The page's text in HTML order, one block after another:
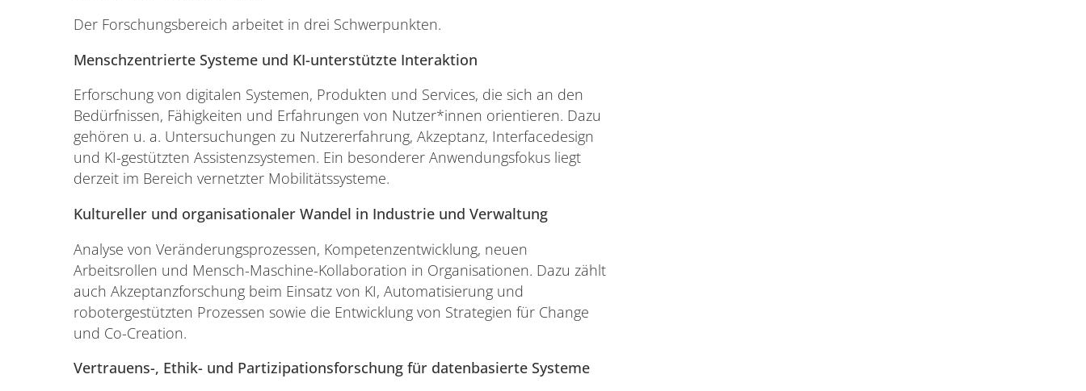
Der Forschungsbereich arbeitet in drei Schwerpunkten.
Menschzentrierte Systeme und KI-unterstützte Interaktion
Erforschung von digitalen Systemen, Produkten und Services, die sich an den
Bedürfnissen, Fähigkeiten und Erfahrungen von Nutzer*innen orientieren. Dazu
gehören u. a. Untersuchungen zu Nutzererfahrung, Akzeptanz, Interfacedesign
und KI-gestützten Assistenzsystemen. Ein besonderer Anwendungsfokus liegt
derzeit im Bereich vernetzter Mobilitätssysteme.
Kultureller und organisationaler Wandel in Industrie und Verwaltung
Analyse von Veränderungsprozessen, Kompetenzentwicklung, neuen
Arbeitsrollen und Mensch-Maschine-Kollaboration in Organisationen. Dazu zählt
auch Akzeptanzforschung beim Einsatz von KI, Automatisierung und
robotergestützten Prozessen sowie die Entwicklung von Strategien für Change
und Co-Creation.
Vertrauens-, Ethik- und Partizipationsforschung für datenbasierte Systeme